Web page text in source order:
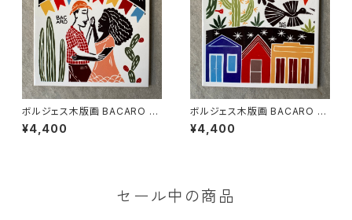
ボルジェス木版画 BACARO B
ORGES タイル『踊る男女』
¥4,400
ボルジェス木版画 BACARO B
ORGES タイル『昼の鳥と夜の
家』
¥4,400
セール中の商品